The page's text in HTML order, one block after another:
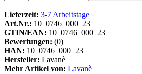
Lieferzeit: 3-7 Arbeitstage
Art.Nr.: 10_0746_000_23
GTIN/EAN: 10_0746_000_23
Bewertungen: (0)
HAN: 10_0746_000_23
Hersteller: Lavanè
Mehr Artikel von: Lavanè